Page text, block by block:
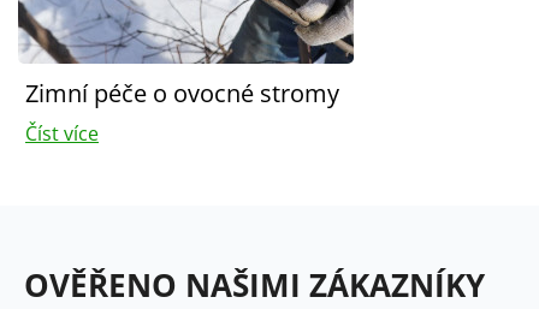
Zimní péče o ovocné stromy
Číst více
OVĚŘENO NAŠIMI ZÁKAZNÍKY